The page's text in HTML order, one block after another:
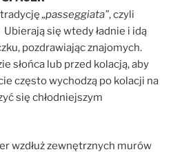
tradycję „passeggiata”, czyli
się wtedy ładnie i idą
pozdrawiając znajomych.
słońca lub przed kolacją, aby
często wychodzą po kolacji na
się chłodniejszym
wzdłuż zewnętrznych murów